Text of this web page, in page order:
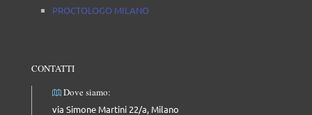
PROCTOLOGO MILANO
CONTATTI
Dove siamo:
via Simone Martini 22/a, Milano